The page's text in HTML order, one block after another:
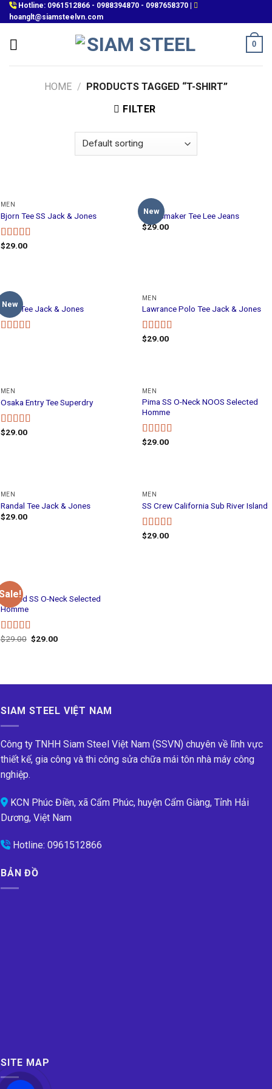
Skip
to
content
Hotline: 0961512866 - 0988394870 - 0987658370
hoanglt@siamsteelvn.com
0
HOME / PRODUCTS TAGGED “T-SHIRT”
FILTER
MEN
Bjorn Tee SS Jack & Jones
Rated
$29.00
New
Jeansmaker Tee Lee Jeans
$29.00
New
Land Tee Jack & Jones
MEN
Lawrance Polo Tee Jack & Jones
Rated4.50
$29.00
MEN
Osaka Entry Tee Superdry
Rated
$29.00
MEN
Pima SS O-Neck NOOS Selected
Homme
Rated5.00
$29.00
MEN
Randal Tee Jack & Jones
$29.00
MEN
SS Crew California Sub River Island
Rated
$29.00
Wicked SS O-Neck Selected
Homme
Rated
$29.00 $29.00
SIAM STEEL VIỆT NAM
Công ty TNHH Siam Steel Việt Nam (SSVN) chuyên về lĩnh vực
thiết kế, gia công và thi công sửa chữa mái tôn nhà máy công
nghiệp.
KCN Phúc Điền, xã Cẩm Phúc, huyện Cẩm Giàng, Tỉnh Hải
Dương, Việt Nam
Hotline: 0961512866
BẢN ĐỒ
SITE MAP